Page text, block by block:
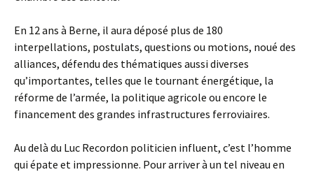
En 12 ans à Berne, il aura déposé plus de 180
interpellations, postulats, questions ou motions, noué des
alliances, défendu des thématiques aussi diverses
qu’importantes, telles que le tournant énergétique, la
réforme de l’armée, la politique agricole ou encore le
financement des grandes infrastructures ferroviaires.
Au delà du Luc Recordon politicien influent, c’est l’homme
qui épate et impressionne. Pour arriver à un tel niveau en